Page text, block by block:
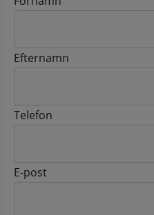
Efternamn
Telefon
E-post